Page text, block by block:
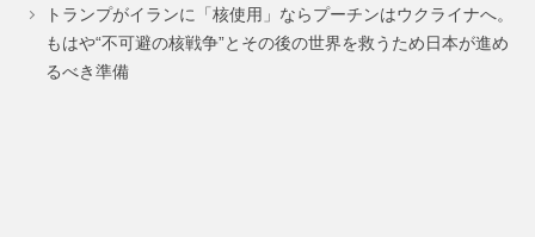
ジ
ジ
ジ
トランプがイランに「核使用」ならプーチンはウクライナへ。
もはや“不可避の核戦争”とその後の世界を救うため日本が進め
るべき準備